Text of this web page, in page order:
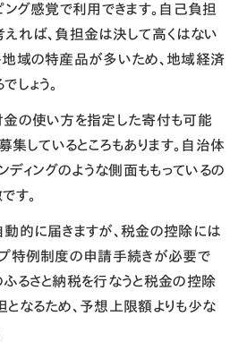
ング感覚で利用できます。自己負担
れば、負担金は決して高くはない
域の特産品が多いため、地域経済
しょう。
金の使い方を指定した寄付も可能
集しているところもあります。自治体
ディングのような側面ももっているの
す。
的に届きますが、税金の控除には
特例制度の申請手続きが必要で
るさと納税を行なうと税金の控除
なるため、予想上限額よりも少な